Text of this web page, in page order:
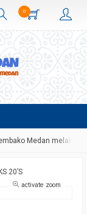
0
Medan melalui
20’S
activate zoom